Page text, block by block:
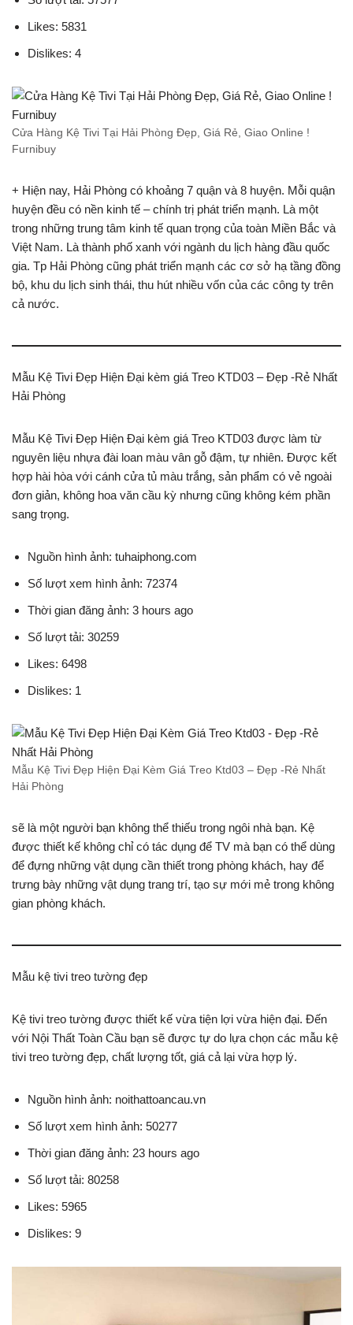
Likes: 5831
Dislikes: 4
Cửa Hàng Kệ Tivi Tại Hải Phòng Đẹp, Giá Rẻ, Giao Online !
Furnibuy
+ Hiện nay, Hải Phòng có khoảng 7 quận và 8 huyện. Mỗi quận
huyện đều có nền kinh tế – chính trị phát triển mạnh. Là một
trong những trung tâm kinh tế quan trọng của toàn Miền Bắc và
Việt Nam. Là thành phố xanh với ngành du lịch hàng đầu quốc
gia. Tp Hải Phòng cũng phát triển mạnh các cơ sở hạ tầng đồng
bộ, khu du lịch sinh thái, thu hút nhiều vốn của các công ty trên
cả nước.
Mẫu Kệ Tivi Đẹp Hiện Đại kèm giá Treo KTD03 – Đẹp -Rẻ Nhất
Hải Phòng
Mẫu Kệ Tivi Đẹp Hiện Đại kèm giá Treo KTD03 được làm từ
nguyên liệu nhựa đài loan màu vân gỗ đậm, tự nhiên. Được kết
hợp hài hòa với cánh cửa tủ màu trắng, sản phẩm có vẻ ngoài
đơn giản, không hoa văn cầu kỳ nhưng cũng không kém phần
sang trọng.
Nguồn hình ảnh: tuhaiphong.com
Số lượt xem hình ảnh: 72374
Thời gian đăng ảnh: 3 hours ago
Số lượt tải: 30259
Likes: 6498
Dislikes: 1
Mẫu Kệ Tivi Đẹp Hiện Đại Kèm Giá Treo Ktd03 – Đẹp -Rẻ Nhất
Hải Phòng
sẽ là một người bạn không thể thiếu trong ngôi nhà bạn. Kệ
được thiết kế không chỉ có tác dụng để TV mà bạn có thể dùng
để đựng những vật dụng cần thiết trong phòng khách, hay để
trưng bày những vật dụng trang trí, tạo sự mới mẻ trong không
gian phòng khách.
Mẫu kệ tivi treo tường đẹp
Kệ tivi treo tường được thiết kế vừa tiện lợi vừa hiện đại. Đến
với Nội Thất Toàn Cầu bạn sẽ được tự do lựa chọn các mẫu kệ
tivi treo tường đẹp, chất lượng tốt, giá cả lại vừa hợp lý.
Nguồn hình ảnh: noithattoancau.vn
Số lượt xem hình ảnh: 50277
Thời gian đăng ảnh: 23 hours ago
Số lượt tải: 80258
Likes: 5965
Dislikes: 9